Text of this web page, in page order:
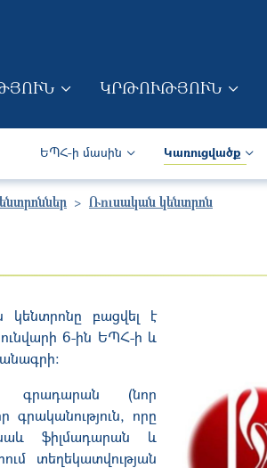
(ARM)
ԿՐԹՈՒԹՅՈՒՆ
Secondary navigation
ԵՊՀ-ի մասին Կառուցվածք
Ռուսական կենտրոն
բացվել է
6-ին ԵՊՀ-ի և
գրադարան (նոր
գրականություն, որը
ֆիլմադարան և
տեղեկատվության